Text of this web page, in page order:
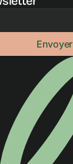
Envoyer